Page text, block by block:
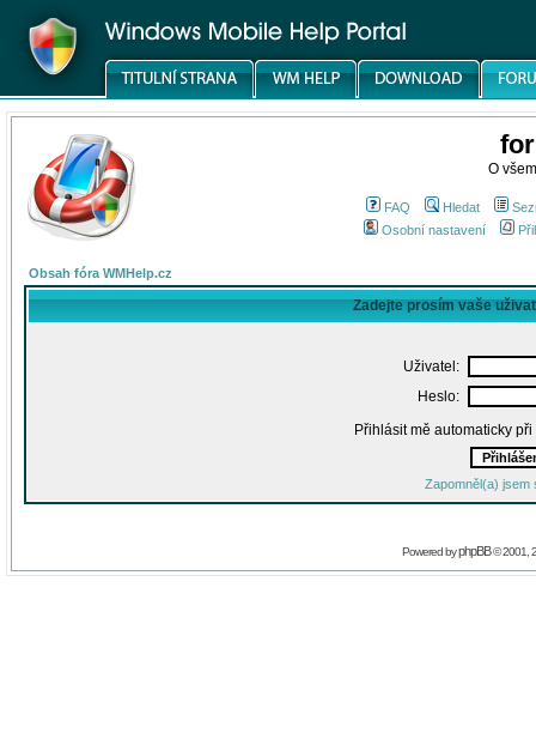
O
FAQ Hledat
Osobní nastavení
Obsah fóra WMHelp.cz
Zadejte prosím vaše
Uživatel:
Heslo:
Přihlásit mě automaticky
Zapomněl(a) jsem
Powered byphpBB© 2001,